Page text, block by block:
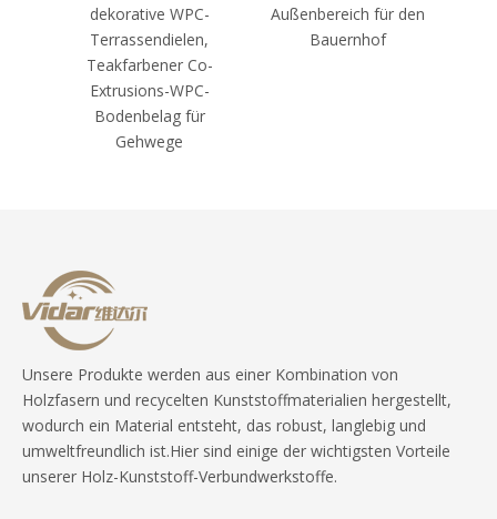
dekorative WPC-
Terrassendielen,
Teakfarbener Co-
Extrusions-WPC-
Bodenbelag für
Gehwege
Außenbereich für den
Bauernhof
Unsere Produkte werden aus einer Kombination von
Holzfasern und recycelten Kunststoffmaterialien hergestellt,
wodurch ein Material entsteht, das robust, langlebig und
umweltfreundlich ist.Hier sind einige der wichtigsten Vorteile
unserer Holz-Kunststoff-Verbundwerkstoffe.